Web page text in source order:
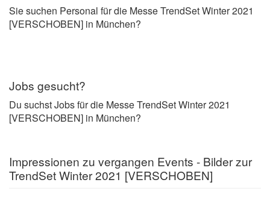
Sie suchen Personal für die Messe TrendSet Winter 2021
[VERSCHOBEN] in München?
Jobs gesucht?
Du suchst Jobs für die Messe TrendSet Winter 2021
[VERSCHOBEN] in München?
Impressionen zu vergangen Events - Bilder zur
TrendSet Winter 2021 [VERSCHOBEN]